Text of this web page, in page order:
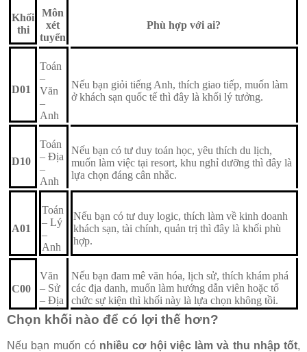
Khối
thi
Môn
xét
tuyển
Phù hợp với ai?
D01
Toán
–
Văn
–
Anh
Nếu bạn giỏi tiếng Anh, thích giao tiếp, muốn làm
ở khách sạn quốc tế thì đây là khối lý tưởng.
D10
Toán
– Địa
–
Anh
Nếu bạn có tư duy toán học, yêu thích du lịch,
muốn làm việc tại resort, khu nghỉ dưỡng thì đây là
lựa chọn đáng cân nhắc.
A01
Toán
– Lý
–
Anh
Nếu bạn có tư duy logic, thích làm về kinh doanh
khách sạn, tài chính, quản trị thì đây là khối phù
hợp.
C00
Văn
– Sử
– Địa
Nếu bạn đam mê văn hóa, lịch sử, thích khám phá
các địa danh, muốn làm hướng dẫn viên hoặc tổ
chức sự kiện thì khối này là lựa chọn không tồi.
Chọn khối nào để có lợi thế hơn?
Nếu bạn muốn có nhiều cơ hội việc làm và thu nhập tốt,